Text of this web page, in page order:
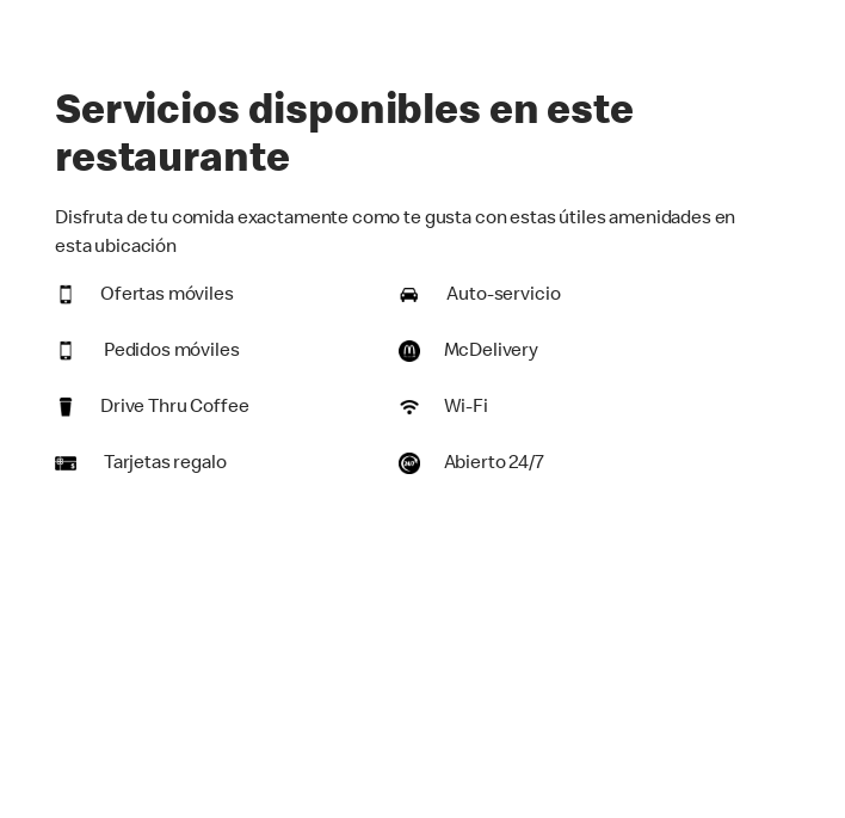
Servicios disponibles en este
restaurante
Disfruta de tu comida exactamente como te gusta con estas útiles amenidades en
esta ubicación
Ofertas móviles Auto-servicio
Pedidos móviles McDelivery
Drive Thru Coffee Wi-Fi
Tarjetas regalo Abierto 24/7